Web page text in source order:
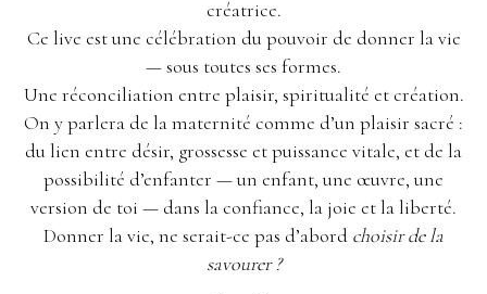
créatrice.
Ce live est une célébration du pouvoir de donner la vie
— sous toutes ses formes.
Une réconciliation entre plaisir, spiritualité et création.
On y parlera de la maternité comme d’un plaisir sacré :
du lien entre désir, grossesse et puissance vitale, et de la
possibilité d’enfanter — un enfant, une œuvre, une
version de toi — dans la confiance, la joie et la liberté.
Donner la vie, ne serait-ce pas d’abord choisir de la
savourer ?